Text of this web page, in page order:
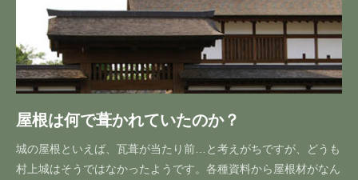
屋根は何で葺かれていたのか？
城の屋根といえば、瓦葺が当たり前…と考えがちですが、どうも
村上城はそうではなかったようです。各種資料から屋根材がなん